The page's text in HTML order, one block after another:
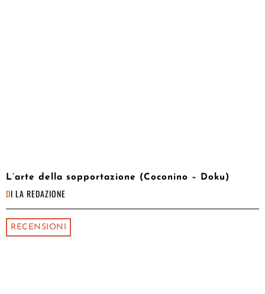
L’arte della sopportazione (Coconino – Doku)
DI LA REDAZIONE
RECENSIONI